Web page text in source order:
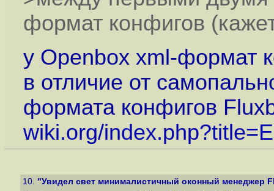
формат конфигов
у Openbox xml-формат
в отличие от
формата конфигов
wiki.org/
10. "Увидел свет минималистичный оконный менеджер